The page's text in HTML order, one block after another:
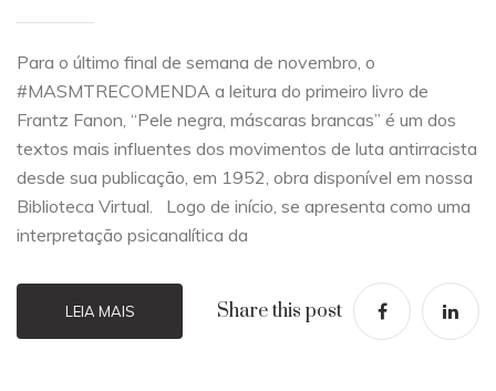
Para o último final de semana de novembro, o
#MASMTRECOMENDA a leitura do primeiro livro de
Frantz Fanon, “Pele negra, máscaras brancas” é um dos
textos mais influentes dos movimentos de luta antirracista
desde sua publicação, em 1952, obra disponível em nossa
Biblioteca Virtual. Logo de início, se apresenta como uma
interpretação psicanalítica da
LEIA MAIS Share this post